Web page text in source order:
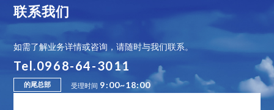
联系我们
如需了解业务详情或咨询，请随时与我们联系。
Tel.0968-64-3011
的尾总部 受理时间 9:00~18:00